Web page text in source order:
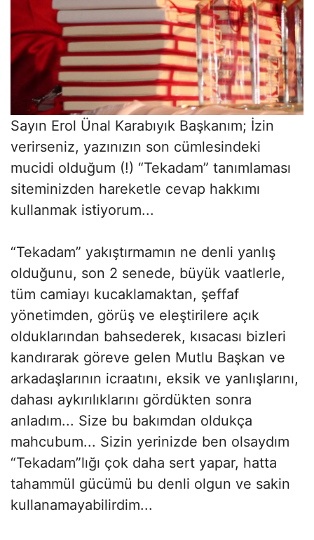
Sayın Erol Ünal Karabıyık Başkanım; İzin
verirseniz, yazınızın son cümlesindeki
mucidi olduğum (!) “Tekadam” tanımlaması
siteminizden hareketle cevap hakkımı
kullanmak istiyorum...
“Tekadam” yakıştırmamın ne denli yanlış
olduğunu, son 2 senede, büyük vaatlerle,
tüm camiayı kucaklamaktan, şeffaf
yönetimden, görüş ve eleştirilere açık
olduklarından bahsederek, kısacası bizleri
kandırarak göreve gelen Mutlu Başkan ve
arkadaşlarının icraatını, eksik ve yanlışlarını,
dahası aykırılıklarını gördükten sonra
anladım... Size bu bakımdan oldukça
mahcubum... Sizin yerinizde ben olsaydım
“Tekadam”lığı çok daha sert yapar, hatta
tahammül gücümü bu denli olgun ve sakin
kullanamayabilirdim...